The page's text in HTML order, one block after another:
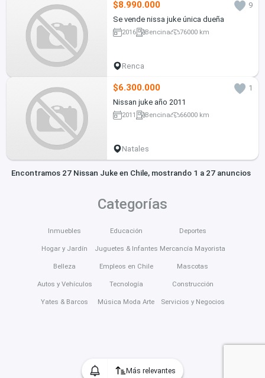
Más relevantes
$8.990.000
9
Se vende nissa juke única dueña
2016 Bencina 76000 km
Renca
$6.300.000
1
Nissan juke año 2011
2011 Bencina 66000 km
Natales
Encontramos 27 Nissan Juke en Chile, mostrando 1 a 27 anuncios
Categorías
Inmuebles
Hogar y Jardín
Belleza
Autos y Vehículos
Yates & Barcos
Educación
Juguetes & Infantes
Empleos en Chile
Tecnología
Música Moda Arte
Deportes
Mercancía Mayorista
Mascotas
Construcción
Servicios y Negocios